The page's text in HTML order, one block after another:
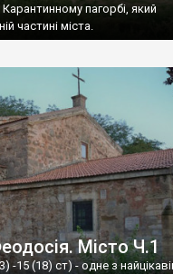
пагорбі, який
частині міста.
Місто Ч.1
-15 (18) ст) - одне з